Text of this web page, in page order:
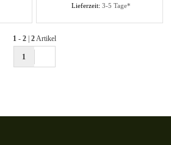
Lieferzeit: 3-5 Tage*
1- 2| 2Artikel
1